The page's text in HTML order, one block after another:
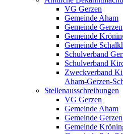
VG Gerzen
Gemeinde Aham
Gemeinde Gerzen
Gemeinde
Gemeinde
Schulverband
Schulverband
Zweckverband
Aham-Gerzen-
Stellenausschreibungen
VG Gerzen
Gemeinde Aham
Gemeinde Gerzen
Gemeinde